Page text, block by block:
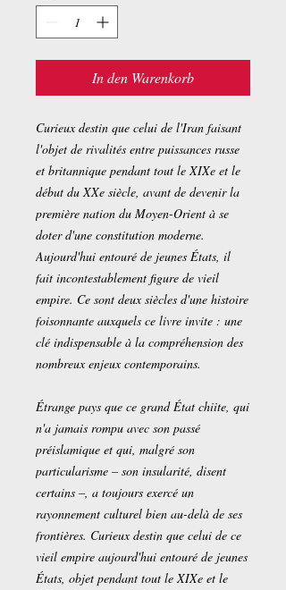
In den Warenkorb
Curieux destin que celui de l'Iran faisant
l'objet de rivalités entre puissances russe
et britannique pendant tout le XIXe et le
début du XXe siècle, avant de devenir la
première nation du Moyen-Orient à se
doter d'une constitution moderne.
Aujourd'hui entouré de jeunes États, il
fait incontestablement figure de vieil
empire. Ce sont deux siècles d'une histoire
foisonnante auxquels ce livre invite : une
clé indispensable à la compréhension des
nombreux enjeux contemporains.
Étrange pays que ce grand État chiite, qui
n'a jamais rompu avec son passé
préislamique et qui, malgré son
particularisme – son insularité, disent
certains –, a toujours exercé un
rayonnement culturel bien au-delà de ses
frontières. Curieux destin que celui de ce
vieil empire aujourd'hui entouré de jeunes
États, objet pendant tout le XIXe et le